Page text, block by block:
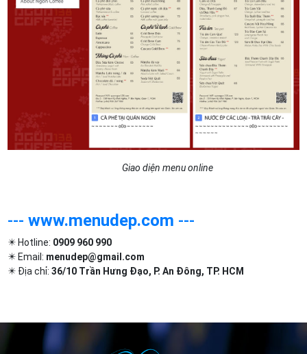
Giao diện menu online
--- www.menudep.com ---
✴️ Hotline: 0909 960 990
✴️ Email: menudep@gmail.com
✴️ Địa chỉ: 36/10 Trần Hưng Đạo, P. An Đông, TP. HCM